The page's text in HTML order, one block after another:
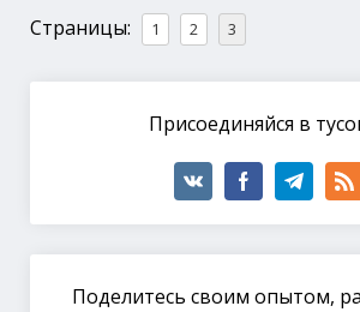
Страницы: 1 2 3
Присоединяйся в
Поделитесь своим опытом,